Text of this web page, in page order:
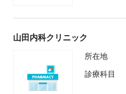
山田内科クリニック
所在地
診療科目